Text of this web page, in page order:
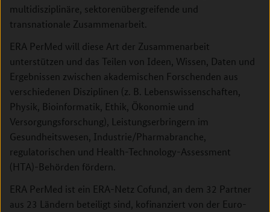
multidisziplinäre, sektorenübergreifende und
transnationale Zusammenarbeit.
ERA PerMed will diese Art der Zusammenarbeit
unterstützen und das Teilen von Ideen, Wissen, Daten und
Ergebnissen zwischen akademischen Forschenden aus
verschiedenen Disziplinen (z. B. Lebenswissenschaften,
Physik, Bioinformatik, Ethik, Ökonomie und
Versorgungsforschung), Leistungserbringern im
Gesundheitswesen, Industrie/Pharmabranche,
regulatorischen und Health-Technology-Assessment
(HTA)-Behörden fördern.
ERA PerMed ist ein ERA-Netz Cofund, an dem 32 Partner
aus 23 Ländern beteiligt sind, kofinanziert von der Euro­